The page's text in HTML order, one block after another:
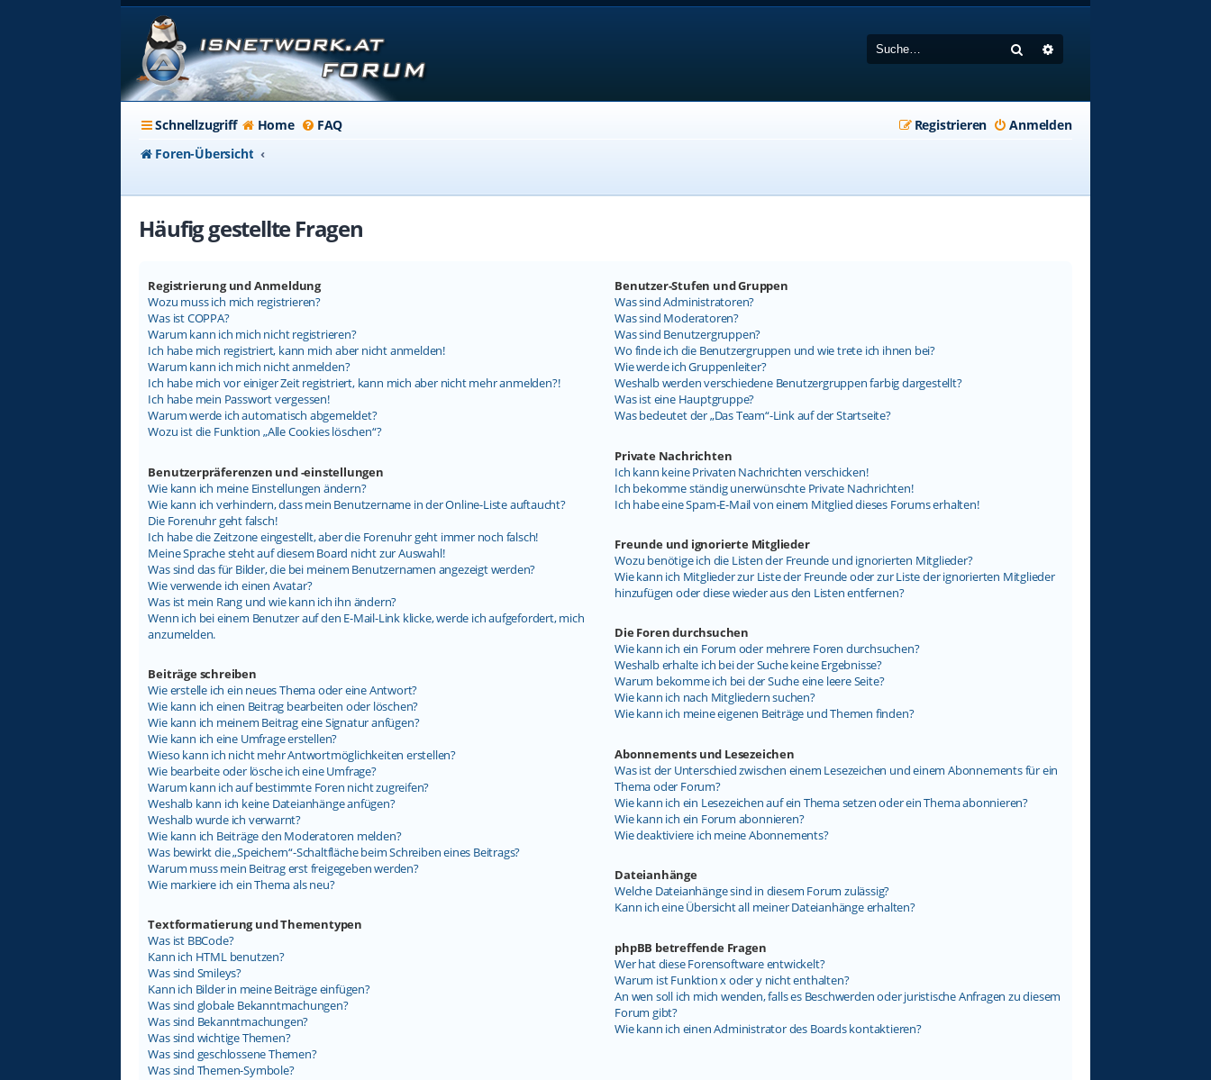
Suche
Schnellzugriff Home FAQ Anmelden
Registrieren
Foren-Übersicht
Häufig gestellte Fragen
Registrierung und Anmeldung
Wozu muss ich mich registrieren?
Was ist COPPA?
Warum kann ich mich nicht registrieren?
Ich habe mich registriert, kann mich aber nicht anmelden!
Warum kann ich mich nicht anmelden?
Ich habe mich vor einiger Zeit registriert, kann mich aber nicht mehr anmelden?!
Ich habe mein Passwort vergessen!
Warum werde ich automatisch abgemeldet?
Wozu ist die Funktion „Alle Cookies löschen“?
Benutzerpräferenzen und -einstellungen
Wie kann ich meine Einstellungen ändern?
Wie kann ich verhindern, dass mein Benutzername in der Online-Liste auftaucht?
Die Forenuhr geht falsch!
Ich habe die Zeitzone eingestellt, aber die Forenuhr geht immer noch falsch!
Meine Sprache steht auf diesem Board nicht zur Auswahl!
Was sind das für Bilder, die bei meinem Benutzernamen angezeigt werden?
Wie verwende ich einen Avatar?
Was ist mein Rang und wie kann ich ihn ändern?
Wenn ich bei einem Benutzer auf den E-Mail-Link klicke, werde ich aufgefordert, mich
anzumelden.
Beiträge schreiben
Wie erstelle ich ein neues Thema oder eine Antwort?
Wie kann ich einen Beitrag bearbeiten oder löschen?
Wie kann ich meinem Beitrag eine Signatur anfügen?
Wie kann ich eine Umfrage erstellen?
Wieso kann ich nicht mehr Antwortmöglichkeiten erstellen?
Wie bearbeite oder lösche ich eine Umfrage?
Warum kann ich auf bestimmte Foren nicht zugreifen?
Weshalb kann ich keine Dateianhänge anfügen?
Weshalb wurde ich verwarnt?
Wie kann ich Beiträge den Moderatoren melden?
Was bewirkt die „Speichern“-Schaltfläche beim Schreiben eines Beitrags?
Warum muss mein Beitrag erst freigegeben werden?
Wie markiere ich ein Thema als neu?
Textformatierung und Thementypen
Was ist BBCode?
Kann ich HTML benutzen?
Was sind Smileys?
Kann ich Bilder in meine Beiträge einfügen?
Was sind globale Bekanntmachungen?
Was sind Bekanntmachungen?
Was sind wichtige Themen?
Was sind geschlossene Themen?
Was sind Themen-Symbole?
Benutzer-Stufen und Gruppen
Was sind Administratoren?
Was sind Moderatoren?
Was sind Benutzergruppen?
Wo finde ich die Benutzergruppen und wie trete ich ihnen bei?
Wie werde ich Gruppenleiter?
Weshalb werden verschiedene Benutzergruppen farbig dargestellt?
Was ist eine Hauptgruppe?
Was bedeutet der „Das Team“-Link auf der Startseite?
Private Nachrichten
Ich kann keine Privaten Nachrichten verschicken!
Ich bekomme ständig unerwünschte Private Nachrichten!
Ich habe eine Spam-E-Mail von einem Mitglied dieses Forums erhalten!
Freunde und ignorierte Mitglieder
Wozu benötige ich die Listen der Freunde und ignorierten Mitglieder?
Wie kann ich Mitglieder zur Liste der Freunde oder zur Liste der ignorierten Mitglieder
hinzufügen oder diese wieder aus den Listen entfernen?
Die Foren durchsuchen
Wie kann ich ein Forum oder mehrere Foren durchsuchen?
Weshalb erhalte ich bei der Suche keine Ergebnisse?
Warum bekomme ich bei der Suche eine leere Seite?
Wie kann ich nach Mitgliedern suchen?
Wie kann ich meine eigenen Beiträge und Themen finden?
Abonnements und Lesezeichen
Was ist der Unterschied zwischen einem Lesezeichen und einem Abonnements für ein
Thema oder Forum?
Wie kann ich ein Lesezeichen auf ein Thema setzen oder ein Thema abonnieren?
Wie kann ich ein Forum abonnieren?
Wie deaktiviere ich meine Abonnements?
Dateianhänge
Welche Dateianhänge sind in diesem Forum zulässig?
Kann ich eine Übersicht all meiner Dateianhänge erhalten?
phpBB betreffende Fragen
Wer hat diese Forensoftware entwickelt?
Warum ist Funktion x oder y nicht enthalten?
An wen soll ich mich wenden, falls es Beschwerden oder juristische Anfragen zu diesem
Forum gibt?
Wie kann ich einen Administrator des Boards kontaktieren?